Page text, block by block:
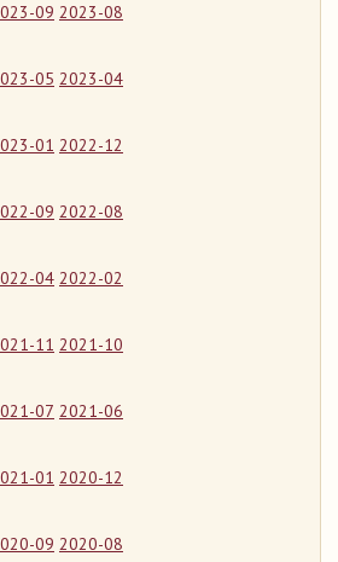
09 2023-08
05 2023-04
01 2022-12
09 2022-08
04 2022-02
11 2021-10
07 2021-06
01 2020-12
09 2020-08